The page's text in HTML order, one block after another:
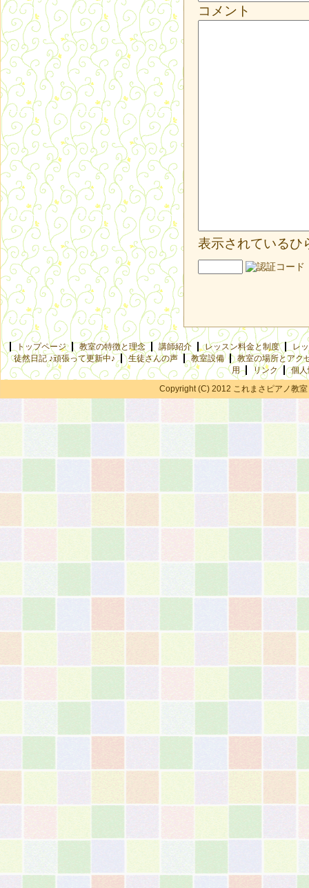
コメント
表示されているひ
トップページ 教室の特徴と理念 講師紹介 レッスン料金と制度
レ
徒然日記 ♪頑張って更新中♪
生徒さんの声 教室設備
教室の場所とアク
用
リンク
個
Copyright (C) 2012 これまさピアノ教